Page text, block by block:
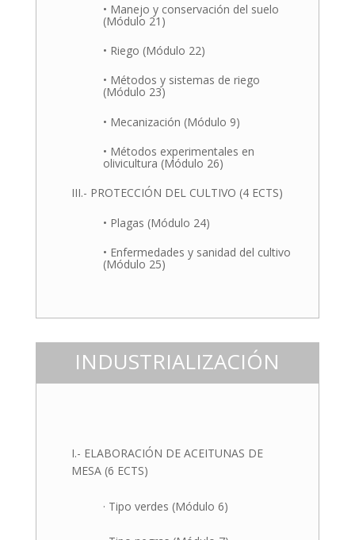
• Manejo y conservación del suelo
(Módulo 21)
• Riego (Módulo 22)
• Métodos y sistemas de riego
(Módulo 23)
• Mecanización (Módulo 9)
• Métodos experimentales en
olivicultura (Módulo 26)
III.- PROTECCIÓN DEL CULTIVO (4 ECTS)
• Plagas (Módulo 24)
• Enfermedades y sanidad del cultivo
(Módulo 25)
INDUSTRIALIZACIÓN
I.- ELABORACIÓN DE ACEITUNAS DE
MESA (6 ECTS)
· Tipo verdes (Módulo 6)